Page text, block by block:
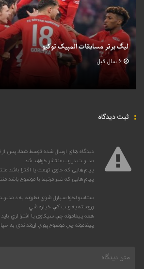
لیگ برتر مسابقات المپیک توکیو
6 سال قبل
ثبت دیدگاه
دیدگاه های ارسال شده توسط شما، پس از
مدیریت در وب منتشر خواهد شد.
پیام هایی که حاوی تهمت یا افترا باشد
پیام هایی که غیر مرتبط با موضوع باشد
ستاسو لخوا سپارل شوي نظرونه به د
وروسته په ویب کې خپاره شي.
هغه پیغامونه چې سپکاوی یا افترا لري
پیغامونه چې موضوع پورې اړوند ندي به